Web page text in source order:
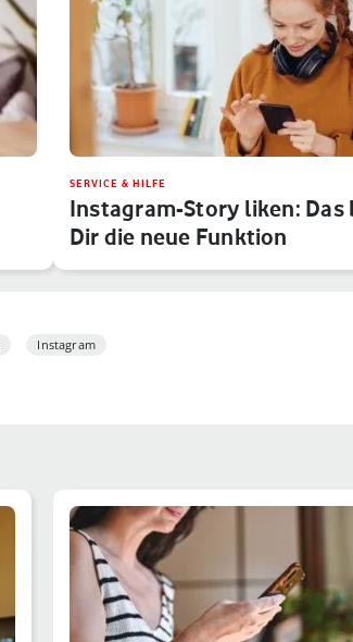
SERVICE & HILFE
Instagram-Story liken: Das
Dir die neue Funktion
Instagram